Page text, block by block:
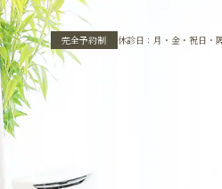
完全予約制
休診日：月・金・祝日・